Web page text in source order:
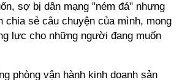
sợ bị dân mạng "ném đá" nhưng
chia sẻ câu chuyện của mình, mong
lực cho những người đang muốn
phòng vận hành kinh doanh sản